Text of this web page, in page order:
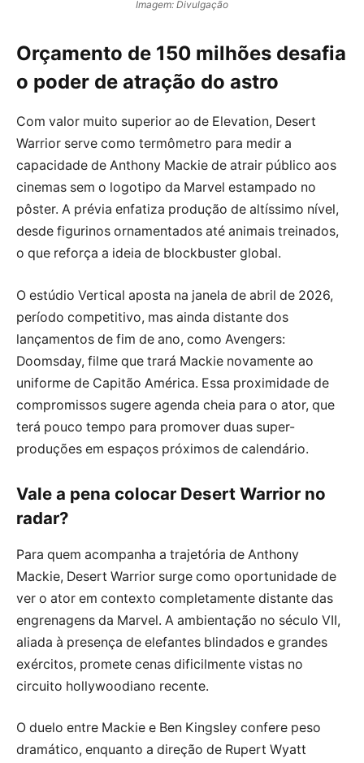
Imagem: Divulgação
Orçamento de 150 milhões desafia
o poder de atração do astro
Com valor muito superior ao de Elevation, Desert
Warrior serve como termômetro para medir a
capacidade de Anthony Mackie de atrair público aos
cinemas sem o logotipo da Marvel estampado no
pôster. A prévia enfatiza produção de altíssimo nível,
desde figurinos ornamentados até animais treinados,
o que reforça a ideia de blockbuster global.
O estúdio Vertical aposta na janela de abril de 2026,
período competitivo, mas ainda distante dos
lançamentos de fim de ano, como Avengers:
Doomsday, filme que trará Mackie novamente ao
uniforme de Capitão América. Essa proximidade de
compromissos sugere agenda cheia para o ator, que
terá pouco tempo para promover duas super-
produções em espaços próximos de calendário.
Vale a pena colocar Desert Warrior no
radar?
Para quem acompanha a trajetória de Anthony
Mackie, Desert Warrior surge como oportunidade de
ver o ator em contexto completamente distante das
engrenagens da Marvel. A ambientação no século VII,
aliada à presença de elefantes blindados e grandes
exércitos, promete cenas dificilmente vistas no
circuito hollywoodiano recente.
O duelo entre Mackie e Ben Kingsley confere peso
dramático, enquanto a direção de Rupert Wyatt